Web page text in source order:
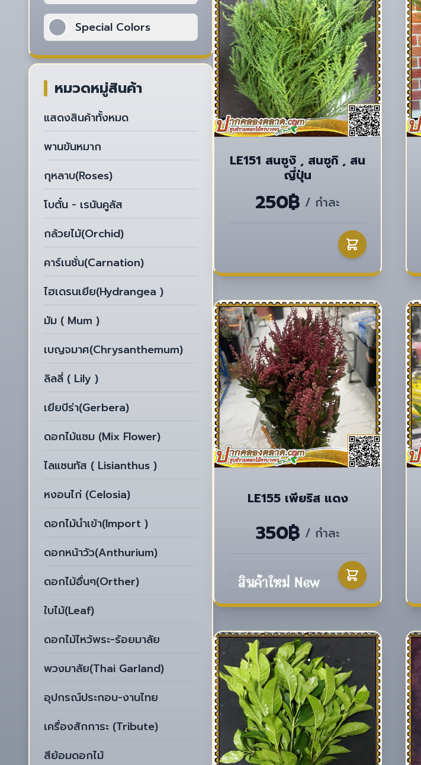
Special Colors
หมวดหมู่สินค้า
แสดงสินค้าทั้งหมด
พานขันหมาก
กุหลาบ(Roses)
โบตั๋น - เรนันคูลัส
กล้วยไม้(Orchid)
คาร์เนชั่น(Carnation)
ไฮเดรนเยีย(Hydrangea )
มัม ( Mum )
เบญจมาศ(Chrysanthemum)
ลิลลี่ ( Lily )
เยียบีร่า(Gerbera)
ดอกไม้แซม (Mix Flower)
ไลแซนทัส ( Lisianthus )
หงอนไก่ (Celosia)
ดอกไม้นำเข้า(Import )
ดอกหน้าวัว(Anthurium)
ดอกไม้อื่นๆ(Orther)
ใบไม้(Leaf)
ดอกไม้ไหว้พระ-ร้อยมาลัย
พวงมาลัย(Thai Garland)
อุปกรณ์ประกอบ-งานไทย
เครื่องสักการะ (Tribute)
สีย้อมดอกไม้
LE151 สนซูงิ , สนซูกิ , สน
ญี่ปุ่น
250฿ / กำละ
LE155 เพียริส แดง
350฿ / กำละ